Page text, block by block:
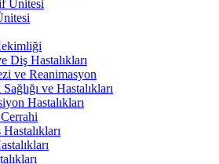
Ünitesi
Diş Hastalıkları
ve Reanimasyon
ve Hastalıkları
Hastalıkları